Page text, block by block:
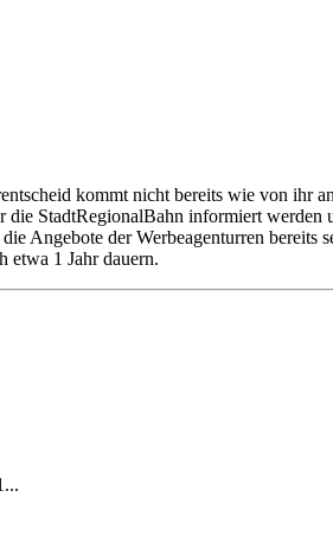
kommt nicht bereits wie von
StadtRegionalBahn informiert
Angebote der Werbeagenturren
etwa 1 Jahr dauern.